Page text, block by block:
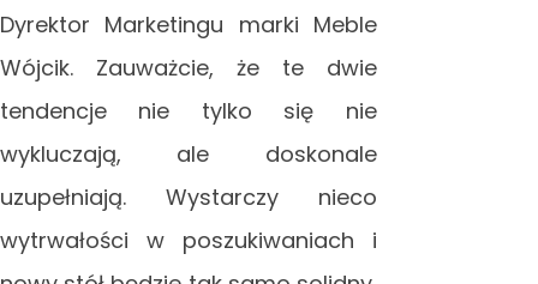
Dyrektor Marketingu marki Meble
Wójcik. Zauważcie, że te dwie
tendencje nie tylko się nie
wykluczają, ale doskonale
uzupełniają. Wystarczy nieco
wytrwałości w poszukiwaniach i